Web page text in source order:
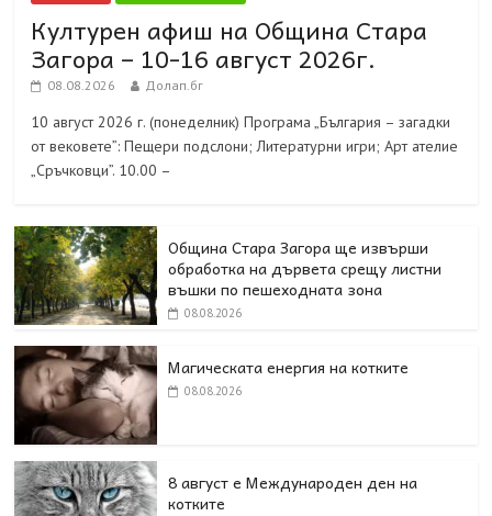
Културен афиш на Община Стара
Загора – 10-16 август 2026г.
08.08.2026 Долап.бг
10 август 2026 г. (понеделник) Програма „България – загадки
от вековете”: Пещери подслони; Литературни игри; Арт ателие
„Сръчковци”. 10.00 –
Община Стара Загора ще извърши
обработка на дървета срещу листни
въшки по пешеходната зона
08.08.2026
Магическата енергия на котките
08.08.2026
8 август е Международен ден на
котките